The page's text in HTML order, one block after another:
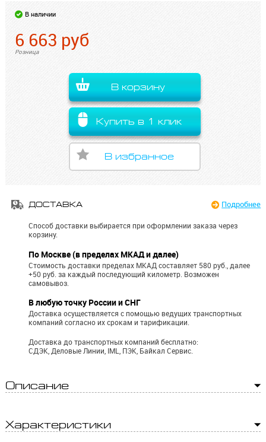
В наличии
6 663 руб
Розница
В корзину
Купить в 1 клик
В избранное
ДОСТАВКА Подробнее
Способ доставки выбирается при оформлении заказа через
корзину.
По Москве (в пределах МКАД и далее)
Стоимость доставки пределах МКАД составляет 580 руб., далее
+50 руб. за каждый последующий километр. Возможен
самовывоз.
В любую точку России и СНГ
Доставка осуществляется с помощью ведущих транспортных
компаний согласно их срокам и тарификации.
Доставка до транспортных компаний бесплатно:
СДЭК, Деловые Линии, IML, ПЭК, Байкал Сервис.
Описание
Характеристики